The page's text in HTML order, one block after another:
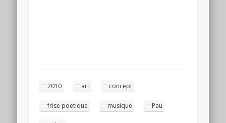
2010 art concept
frise poetique musique Pau